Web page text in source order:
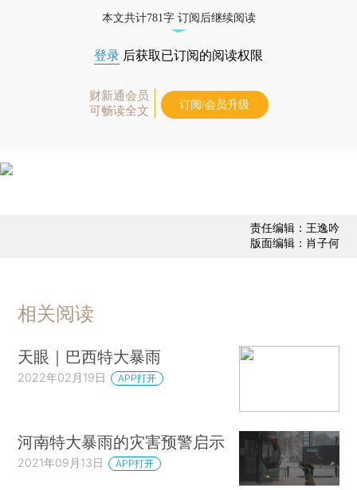
本文共计781字 订阅后继续阅读
登录 后获取已订阅的阅读权限
财新通会员
可畅读全文
订阅/会员升级
责任编辑：王逸吟
版面编辑：肖子何
相关阅读
天眼｜巴西特大暴雨
2022年02月19日 APP打开
河南特大暴雨的灾害预警启示
2021年09月13日 APP打开